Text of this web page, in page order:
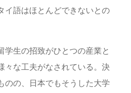
イ語はほとんどできないとの
学生の招致がひとつの産業と
々な工夫がなされている。決
のの、日本でもそうした大学